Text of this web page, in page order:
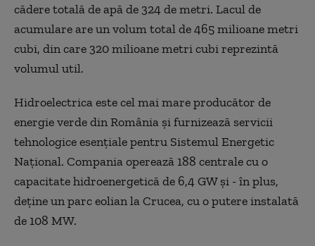
cădere totală de apă de 324 de metri. Lacul de
acumulare are un volum total de 465 milioane metri
cubi, din care 320 milioane metri cubi reprezintă
volumul util.
Hidroelectrica este cel mai mare producător de
energie verde din România şi furnizează servicii
tehnologice esenţiale pentru Sistemul Energetic
Naţional. Compania operează 188 centrale cu o
capacitate hidroenergetică de 6,4 GW şi - în plus,
deţine un parc eolian la Crucea, cu o putere instalată
de 108 MW.